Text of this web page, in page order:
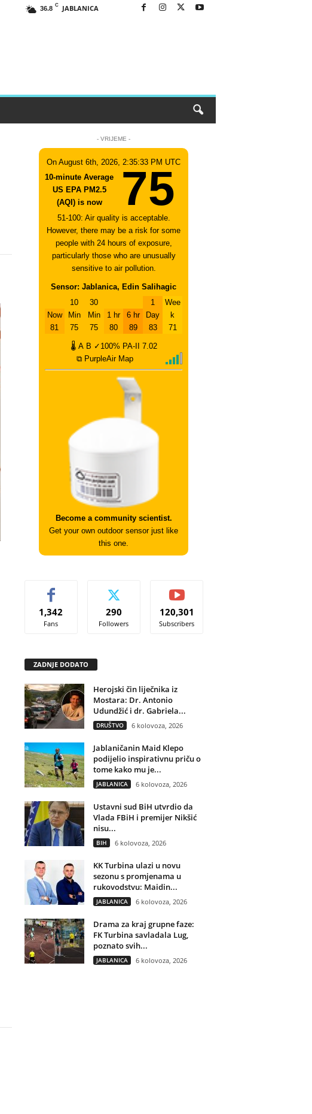
36.8 C JABLANICA
- VRIJEME -
On August 6th, 2026, 2:35:33 PM UTC
10-minute Average
US EPA PM2.5
(AQI) is now
75
51-100: Air quality is acceptable.
However, there may be a risk for some
people with 24 hours of exposure,
particularly those who are unusually
sensitive to air pollution.
Sensor: Jablanica, Edin Salihagic
Now
81
10
Min
75
30
Min
75
1 hr
80
6 hr
89
1
Day
83
Wee
k
71
🌡 A B ✓100% PA-II
7.02
⧉ PurpleAir Map
Become a community scientist.
Get your own outdoor sensor just like
this one.
1,342
Fans
290
Followers
120,301
Subscribers
ZADNJE DODATO
Herojski čin liječnika iz
Mostara: Dr. Antonio
Udundžić i dr. Gabriela...
DRUŠTVO 6 kolovoza, 2026
Jablaničanin Maid Klepo
podijelio inspirativnu priču o
tome kako mu je...
JABLANICA 6 kolovoza, 2026
Ustavni sud BiH utvrdio da
Vlada FBiH i premijer Nikšić
nisu...
BIH 6 kolovoza, 2026
KK Turbina ulazi u novu
sezonu s promjenama u
rukovodstvu: Maidin...
JABLANICA 6 kolovoza, 2026
Drama za kraj grupne faze:
FK Turbina savladala Lug,
poznato svih...
JABLANICA 6 kolovoza, 2026